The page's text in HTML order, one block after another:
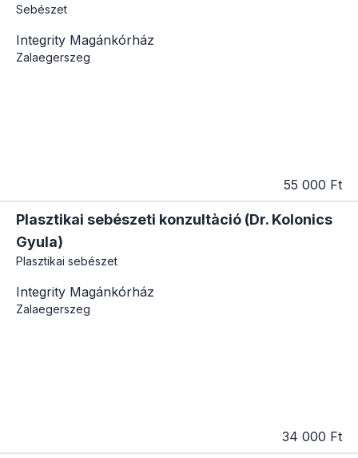
Sebészet
Integrity Magánkórház
Zalaegerszeg
55 000 Ft
Plasztikai sebészeti konzultàció (Dr. Kolonics
Gyula)
Plasztikai sebészet
Integrity Magánkórház
Zalaegerszeg
34 000 Ft